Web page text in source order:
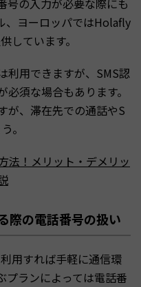
、ヨーロッパではHolafly
しています。
利用できますが、SMS認
須な場合もあります。
が、滞在先での通話やS
。
法！メリット・デメリッ
際の電話番号の扱い
用すれば手軽に通信環
プランによっては電話番